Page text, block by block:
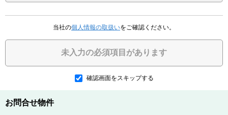
当社の個人情報の取扱いをご確認ください。
未入力の必須項目があります
確認画面をスキップする
お問合せ物件